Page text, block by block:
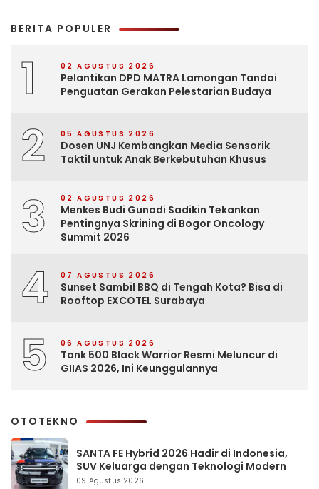
BERITA POPULER
1 02 AGUSTUS 2026
Pelantikan DPD MATRA Lamongan Tandai
Penguatan Gerakan Pelestarian Budaya
2 05 AGUSTUS 2026
Dosen UNJ Kembangkan Media Sensorik
Taktil untuk Anak Berkebutuhan Khusus
3 02 AGUSTUS 2026
Menkes Budi Gunadi Sadikin Tekankan
Pentingnya Skrining di Bogor Oncology
Summit 2026
4 07 AGUSTUS 2026
Sunset Sambil BBQ di Tengah Kota? Bisa di
Rooftop EXCOTEL Surabaya
5 06 AGUSTUS 2026
Tank 500 Black Warrior Resmi Meluncur di
GIIAS 2026, Ini Keunggulannya
OTOTEKNO
SANTA FE Hybrid 2026 Hadir di Indonesia,
SUV Keluarga dengan Teknologi Modern
09 Agustus 2026